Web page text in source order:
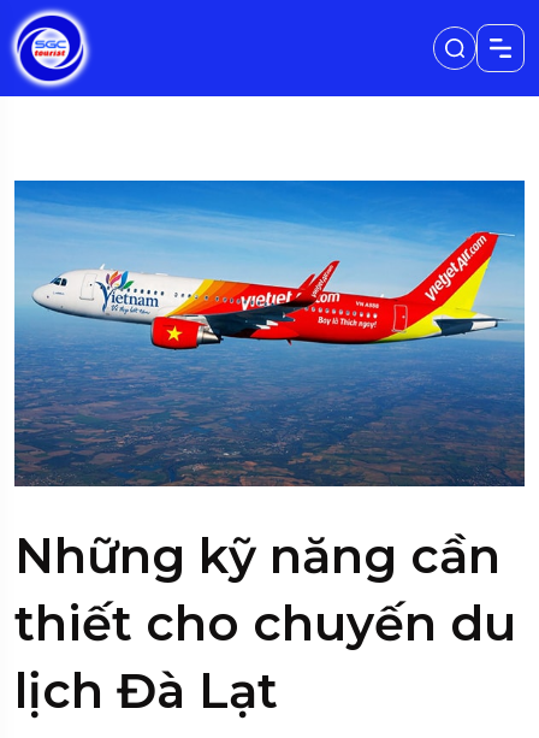
Những kỹ năng cần
thiết cho chuyến du
lịch Đà Lạt